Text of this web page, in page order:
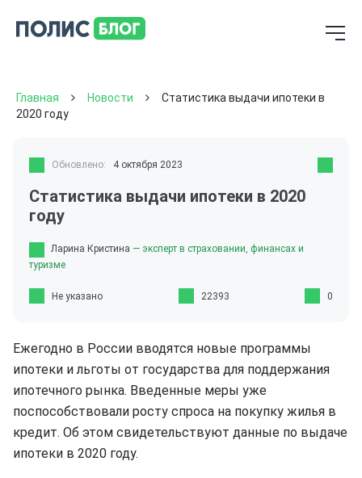
Главная Новости
Статистика выдачи ипотеки в
2020 году
Обновлено: 4 октября 2023
Статистика выдачи ипотеки в 2020
году
Ларина Кристина — эксперт в страховании, финансах и
туризме
Не указано 22393 0
Ежегодно в России вводятся новые программы
ипотеки и льготы от государства для поддержания
ипотечного рынка. Введенные меры уже
поспособствовали росту спроса на покупку жилья в
кредит. Об этом свидетельствуют данные по выдаче
ипотеки в 2020 году.